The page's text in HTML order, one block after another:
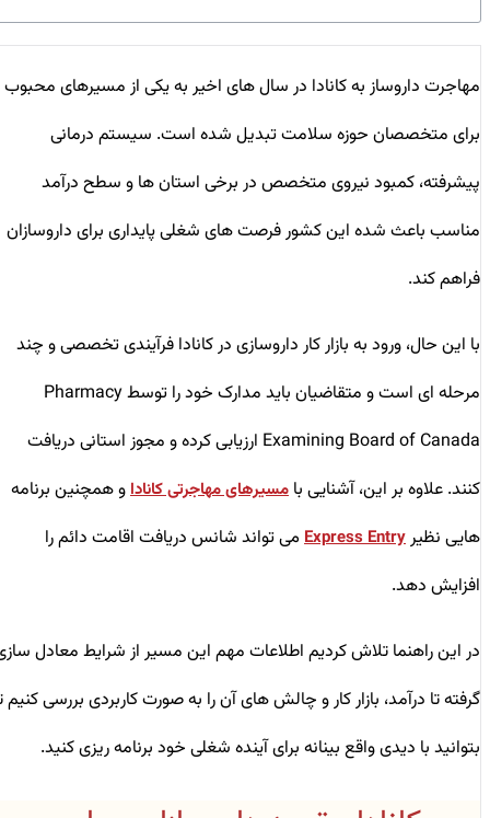
مهاجرت داروساز به کانادا در سال‌ های اخیر به یکی از مسیرهای محبوب
برای متخصصان حوزه سلامت تبدیل شده است. سیستم درمانی
پیشرفته، کمبود نیروی متخصص در برخی استان‌ ها و سطح درآمد
مناسب باعث شده این کشور فرصت ‌های شغلی پایداری برای داروسازان
فراهم کند.
با این حال، ورود به بازار کار داروسازی در کانادا فرآیندی تخصصی و چند
مرحله‌ ای است و متقاضیان باید مدارک خود را توسط Pharmacy
Examining Board of Canada ارزیابی کرده و مجوز استانی دریافت
کنند. علاوه بر این، آشنایی بامسیرهای مهاجرتی کاناداو همچنین برنامه‌
هایی نظیرExpress Entryمی ‌تواند شانس دریافت اقامت دائم را
افزایش دهد.
در این راهنما تلاش کردیم اطلاعات مهم این مسیر از شرایط معادل ‌سازی
گرفته تا درآمد، بازار کار و چالش‌ های آن را به ‌صورت کاربردی بررسی کنیم تا
بتوانید با دیدی واقع ‌بینانه برای آینده شغلی خود برنامه ‌ریزی کنید.